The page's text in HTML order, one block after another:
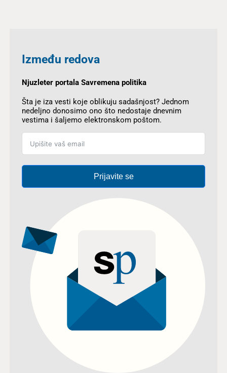
Između redova
Njuzleter portala Savremena politika
Šta je iza vesti koje oblikuju sadašnjost? Jednom
nedeljno donosimo ono što nedostaje dnevnim
vestima i šaljemo elektronskom poštom.
Prijavite se